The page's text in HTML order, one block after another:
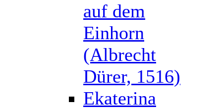
auf dem
Einhorn
(Albrecht
Dürer, 1516)
Ekaterina